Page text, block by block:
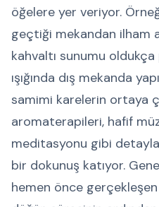
öğelere yer veriyor.
geçtiği mekandan ilham
kahvaltı sunumu
ışığında dış mekanda
samimi karelerin ortaya
aromaterapileri, hafif
meditasyonu gibi
bir dokunuş katıyor.
hemen önce